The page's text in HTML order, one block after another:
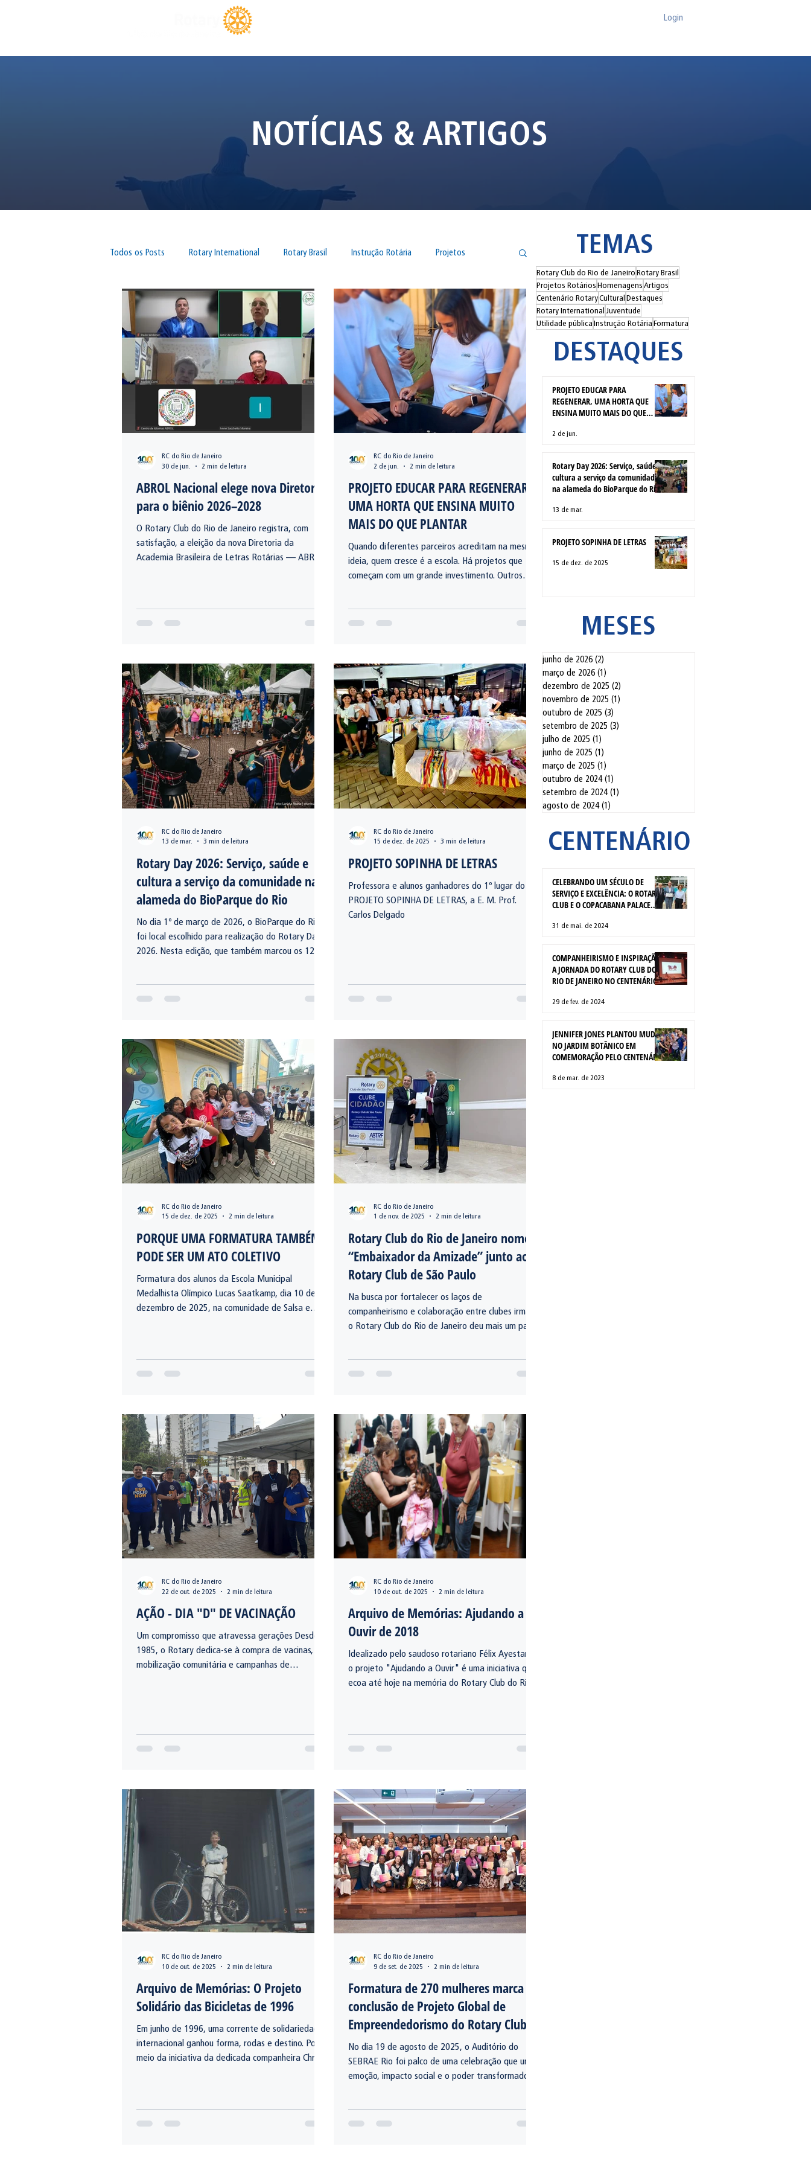
Login
NOTÍCIAS & ARTIGOS
Todos os Posts Rotary International Rotary Brasil Instrução Rotária Projetos
Rotary Cub do Rio de Janeiro Centenário do Rotary no Brasil Utilidade Pública
Nova categoria Cultural
ABROL Nacional elege nova Diretoria
para o biênio 2026–2028
O Rotary Club do Rio de Janeiro registra, com
satisfação, a eleição da nova Diretoria da
Academia Brasileira de Letras Rotárias — ABROL
RC do Rio de Janeiro
30 de jun.
2 min de leitura
PROJETO EDUCAR PARA REGENERAR,
UMA HORTA QUE ENSINA MUITO
MAIS DO QUE PLANTAR
Quando diferentes parceiros acreditam na mesma
ideia, quem cresce é a escola. Há projetos que
começam com um grande investimento. Outros
pública em um ambiente capaz de despertar
inquietação que nasceu o Projeto Educar para
Regenerar, uma iniciativa construída a muitas mãos
pela Escola Municipal Manoel Cícero,
RC do Rio de Janeiro
2 de jun.
2 min de leitura
Rotary Day 2026: Serviço, saúde e
cultura a serviço da comunidade na
alameda do BioParque do Rio
No dia 1º de março de 2026, o BioParque do Rio
foi local escolhido para realização do Rotary Day
2026. Nesta edição, que também marcou os 121
dedicada à orientação, à promoção da saúde
RC do Rio de Janeiro
13 de mar.
3 min de leitura
PROJETO SOPINHA DE LETRAS
Professora e alunos ganhadores do 1º lugar do
PROJETO SOPINHA DE LETRAS, a E. M. Prof.
Carlos Delgado
RC do Rio de Janeiro
15 de dez. de 2025
3 min de leitura
PORQUE UMA FORMATURA TAMBÉM
PODE SER UM ATO COLETIVO
Formatura dos alunos da Escola Municipal
Medalhista Olímpico Lucas Saatkamp, dia 10 de
dezembro de 2025, na comunidade de Salsa e
RC do Rio de Janeiro
15 de dez. de 2025
2 min de leitura
Rotary Club do Rio de Janeiro nomeia
“Embaixador da Amizade” junto ao
Rotary Club de São Paulo
Na busca por fortalecer os laços de
companheirismo e colaboração entre clubes irmãos,
o Rotary Club do Rio de Janeiro deu mais um passo
RC do Rio de Janeiro
1 de nov. de 2025
2 min de leitura
AÇÃO - DIA "D" DE VACINAÇÃO
Um compromisso que atravessa gerações Desde
1985, o Rotary dedica-se à compra de vacinas,
mobilização comunitária e campanhas de
RC do Rio de Janeiro
22 de out. de 2025
2 min de leitura
Arquivo de Memórias: Ajudando a
Ouvir de 2018
Idealizado pelo saudoso rotariano Félix Ayestarán,
o projeto "Ajudando a Ouvir" é uma iniciativa que
ecoa até hoje na memória do Rotary Club do Rio
RC do Rio de Janeiro
10 de out. de 2025
2 min de leitura
Arquivo de Memórias: O Projeto
Solidário das Bicicletas de 1996
Em junho de 1996, uma corrente de solidariedade
internacional ganhou forma, rodas e destino. Por
meio da iniciativa da dedicada companheira Christa
RC do Rio de Janeiro
10 de out. de 2025
2 min de leitura
Formatura de 270 mulheres marca
conclusão de Projeto Global de
Empreendedorismo do Rotary Club
do Rio de Janeiro
No dia 19 de agosto de 2025, o Auditório do
SEBRAE Rio foi palco de uma celebração que uniu
emoção, impacto social e o poder transformador
surdas, receberam seus certificados de conclusão
RC do Rio de Janeiro
9 de set. de 2025
2 min de leitura
TEMAS
DESTAQUES
PROJETO EDUCAR PARA
REGENERAR, UMA HORTA QUE
ENSINA MUITO MAIS DO QUE
2 de jun.
Rotary Day 2026: Serviço, saúde e
cultura a serviço da comunidade
na alameda do BioParque do Rio
13 de mar.
PROJETO SOPINHA DE LETRAS
15 de dez. de 2025
MESES
junho de 2026 (2)
março de 2026 (1)
dezembro de 2025 (2)
novembro de 2025 (1)
outubro de 2025 (3)
setembro de 2025 (3)
julho de 2025 (1)
junho de 2025 (1)
março de 2025 (1)
outubro de 2024 (1)
setembro de 2024 (1)
agosto de 2024 (1)
CENTENÁRIO
CELEBRANDO UM SÉCULO DE
SERVIÇO E EXCELÊNCIA: O ROTARY
CLUB E O COPACABANA PALACE
31 de mai. de 2024
COMPANHEIRISMO E INSPIRAÇÃO:
A JORNADA DO ROTARY CLUB DO
RIO DE JANEIRO NO CENTENÁRIO
29 de fev. de 2024
JENNIFER JONES PLANTOU MUDA
NO JARDIM BOTÂNICO EM
COMEMORAÇÃO PELO CENTENÁRIO
8 de mar. de 2023
Rotary Club do Rio de JaneiroRotary Brasil
Projetos RotáriosHomenagensArtigos
Centenário RotaryCulturalDestaques
Rotary InternationalJuventude
Utilidade públicaInstrução RotáriaFormatura